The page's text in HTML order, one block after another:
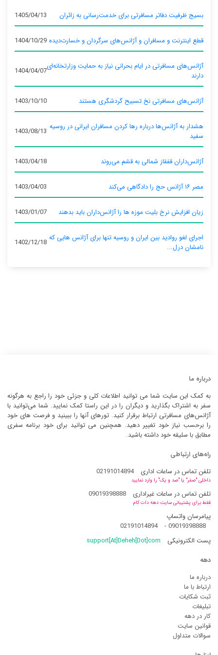
بسیج ظرفیت دفاتر مسافرتی برای خدمت‌رسانی به زائران 1405/04/13
قطع اینترنت و مسافران و آژانس‌های سرگردان و خسارت‌دیده 1404/10/29
آژانس‌های مسافرتی در ایام بحرانی نیاز به حمایت وزارتخانه‌ای
دارند
1404/04/07
آژانس‌های مسافرتی نخ تسبیح گردشگری هستند 1403/10/10
هشدار به آژانس‌ها درباره رها کردن مسافران ایرانی در روسیه
سفید
1403/08/13
آژانس‌داران قفقاز شمالی به قشم می‌روند 1403/04/18
مصر ۱۶ آژانس حج را دادگاهی می‌کند 1403/04/03
زیان افزایش نرخ بلیت موزه ها را آژانس‌داران باید بدهند 1403/01/07
اجرای لغو روادید بین ایران و روسیه تنها برای آژانس‌ هایی که
نامشان درل...
1402/12/18
درباره ما
به کمک این سایت شما می توانید اطلاعات کلی و جزئی خود را راجع به هرگونه
سفر به اشتراک بگذارید و دیگران را در این راستا کمک نمایید. شما می‌توانید با
آژانس‌های مسافرتی ارتباط برقرار کنید. تورهای آنها را ببینید و فرصت های خود
را برحسب نیاز خود تغییر دهید. همچنین می توانید برای خود برنامه سفری
مطابق با سلیقه خود داشته باشید.
راه‌های ارتباطی
تلفن تماس در ساعات اداری
02191014894
داخلی "صفر" یا "صد و یک" را وارد نمایید
تلفن تماس در ساعات غیراداری 09019398888
فقط برای پشتیبانی سایت دهه دات کام
پیامرسان واتساپ
09019398888
-
02191014894
پست الکترونیکی
support[At]Deheh[Dot]com
دهه
درباره ما
ارتباط با ما
ثبت شکایات
تبلیغات
کار در دهه
قوانین سایت
سوالات متداول